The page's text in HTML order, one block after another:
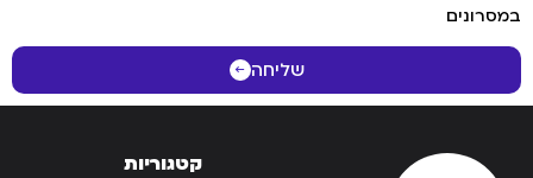
במסרונים
שליחה
קטגוריות